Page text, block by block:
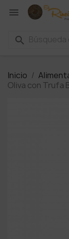

search
Inicio
Oliva con Trufa